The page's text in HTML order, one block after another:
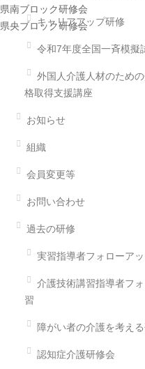
県南ブロック研修会
県央ブロック研修会
キャリアアップ研修
令和7年度全国一斉模擬
外国人介護人材のため
格取得支援講座
お知らせ
組織
会員変更等
お問い合わせ
過去の研修
実習指導者フォローア
介護技術講習指導者フ
習
障がい者の介護を考え
認知症介護研修会